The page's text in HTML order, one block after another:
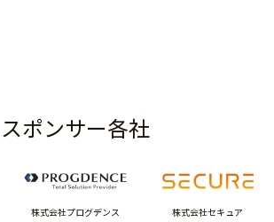
スポンサー各社
株式会社プログデンス 株式会社セキュア